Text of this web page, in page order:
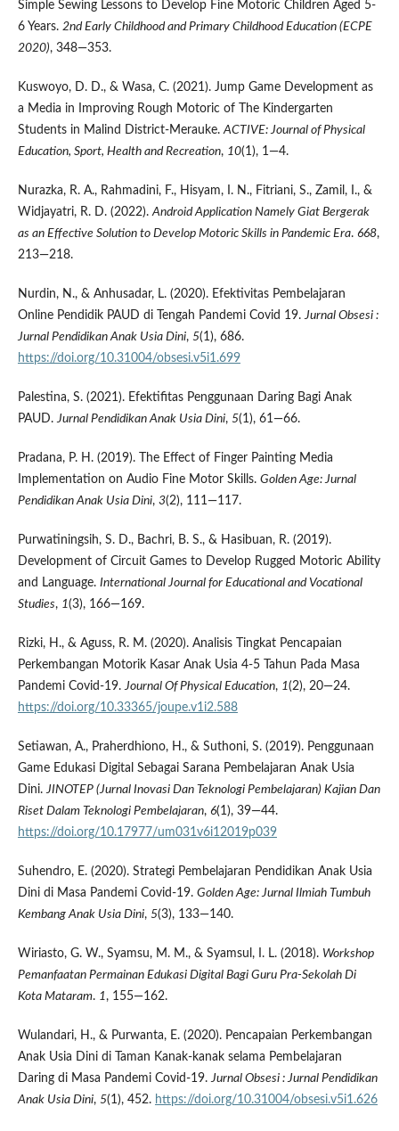
Simple Sewing Lessons to Develop Fine Motoric Children Aged 5-
6 Years. 2nd Early Childhood and Primary Childhood Education (ECPE
2020), 348—353.
Kuswoyo, D. D., & Wasa, C. (2021). Jump Game Development as
a Media in Improving Rough Motoric of The Kindergarten
Students in Malind District-Merauke. ACTIVE: Journal of Physical
Education, Sport, Health and Recreation, 10(1), 1—4.
Nurazka, R. A., Rahmadini, F., Hisyam, I. N., Fitriani, S., Zamil, I., &
Widjayatri, R. D. (2022). Android Application Namely Giat Bergerak
as an Effective Solution to Develop Motoric Skills in Pandemic Era. 668,
213—218.
Nurdin, N., & Anhusadar, L. (2020). Efektivitas Pembelajaran
Online Pendidik PAUD di Tengah Pandemi Covid 19. Jurnal Obsesi :
Jurnal Pendidikan Anak Usia Dini, 5(1), 686.
https://doi.org/10.31004/obsesi.v5i1.699
Palestina, S. (2021). Efektifitas Penggunaan Daring Bagi Anak
PAUD. Jurnal Pendidikan Anak Usia Dini, 5(1), 61—66.
Pradana, P. H. (2019). The Effect of Finger Painting Media
Implementation on Audio Fine Motor Skills. Golden Age: Jurnal
Pendidikan Anak Usia Dini, 3(2), 111—117.
Purwatiningsih, S. D., Bachri, B. S., & Hasibuan, R. (2019).
Development of Circuit Games to Develop Rugged Motoric Ability
and Language. International Journal for Educational and Vocational
Studies, 1(3), 166—169.
Rizki, H., & Aguss, R. M. (2020). Analisis Tingkat Pencapaian
Perkembangan Motorik Kasar Anak Usia 4-5 Tahun Pada Masa
Pandemi Covid-19. Journal Of Physical Education, 1(2), 20—24.
https://doi.org/10.33365/joupe.v1i2.588
Setiawan, A., Praherdhiono, H., & Suthoni, S. (2019). Penggunaan
Game Edukasi Digital Sebagai Sarana Pembelajaran Anak Usia
Dini. JINOTEP (Jurnal Inovasi Dan Teknologi Pembelajaran) Kajian Dan
Riset Dalam Teknologi Pembelajaran, 6(1), 39—44.
https://doi.org/10.17977/um031v6i12019p039
Suhendro, E. (2020). Strategi Pembelajaran Pendidikan Anak Usia
Dini di Masa Pandemi Covid-19. Golden Age: Jurnal Ilmiah Tumbuh
Kembang Anak Usia Dini, 5(3), 133—140.
Wiriasto, G. W., Syamsu, M. M., & Syamsul, I. L. (2018). Workshop
Pemanfaatan Permainan Edukasi Digital Bagi Guru Pra-Sekolah Di
Kota Mataram. 1 , 155—162.
Wulandari, H., & Purwanta, E. (2020). Pencapaian Perkembangan
Anak Usia Dini di Taman Kanak-kanak selama Pembelajaran
Daring di Masa Pandemi Covid-19. Jurnal Obsesi : Jurnal Pendidikan
Anak Usia Dini, 5(1), 452. https://doi.org/10.31004/obsesi.v5i1.626